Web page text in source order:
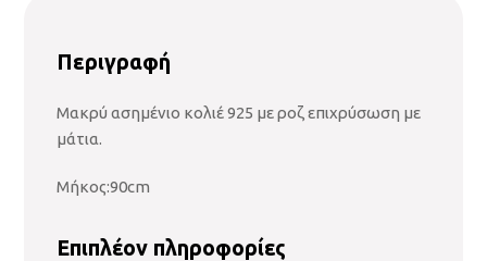
Περιγραφή
Μακρύ ασημένιο κολιέ 925 με ροζ επιχρύσωση με
μάτια.
Μήκος:90cm
Επιπλέον πληροφορίες